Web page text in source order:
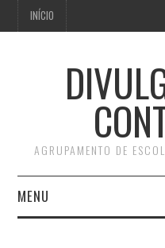
INÍCIO
AGRUPAMENTO DE
MENU